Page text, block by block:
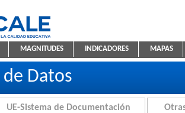
de Estadística Educativa
MAGNITUDES INDICADORES MAPAS
Datos
UE-Sistema de Documentación